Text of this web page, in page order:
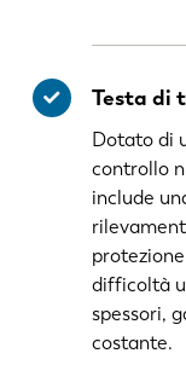
Testa di
Dotato di
controllo
include
difficoltà
spessori,
costante.